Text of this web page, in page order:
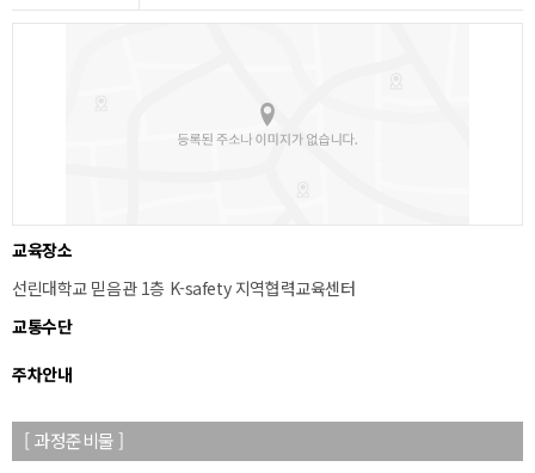
교육장소
선린대학교 믿음관 1층 K-safety 지역협력교육센터
교통수단
주차안내
[ 과정준비물 ]